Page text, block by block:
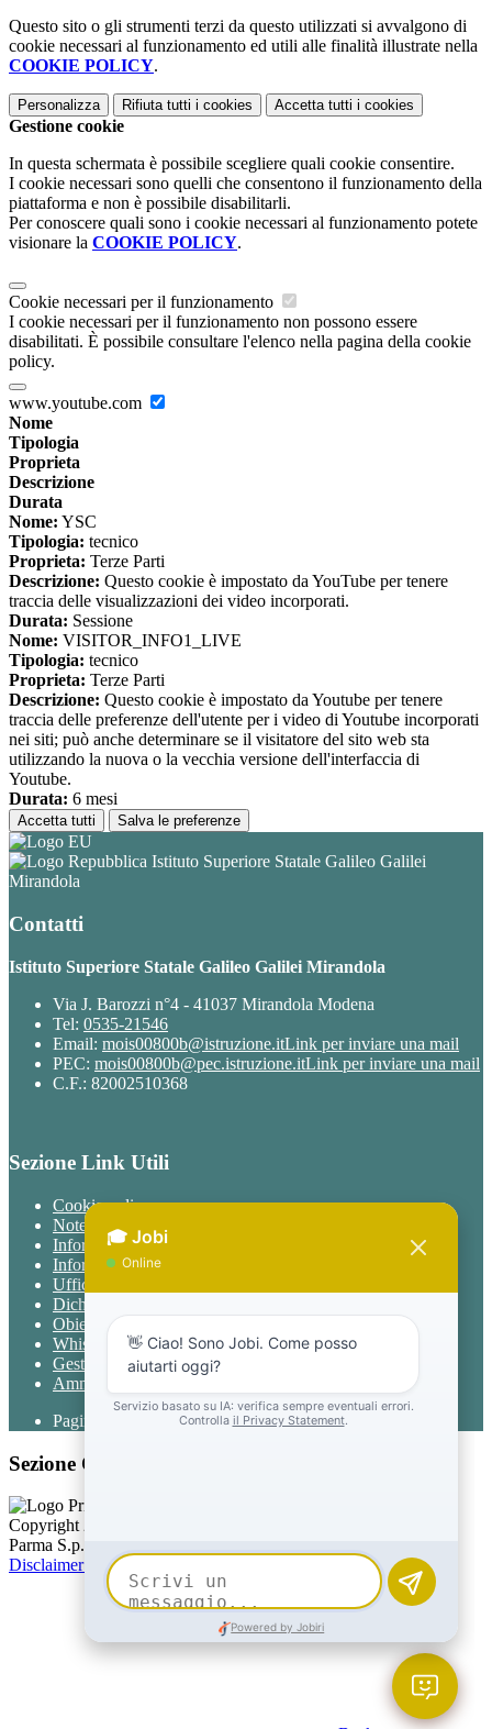
Questo sito o gli strumenti terzi da questo utilizzati si avvalgono di
cookie necessari al funzionamento ed utili alle finalità illustrate nella
COOKIE POLICY.
Personalizza Rifiuta tutti i cookies Accetta tutti i cookies
Gestione cookie
In questa schermata è possibile scegliere quali cookie consentire.
I cookie necessari sono quelli che consentono il funzionamento della
piattaforma e non è possibile disabilitarli.
Per conoscere quali sono i cookie necessari al funzionamento potete
visionare la COOKIE POLICY.
Cookie necessari per il funzionamento
I cookie necessari per il funzionamento non possono essere
disabilitati. È possibile consultare l'elenco nella pagina della cookie
policy.
www.youtube.com
Nome
Tipologia
Proprieta
Descrizione
Durata
Nome: YSC
Tipologia: tecnico
Proprieta: Terze Parti
Descrizione: Questo cookie è impostato da YouTube per tenere
traccia delle visualizzazioni dei video incorporati.
Durata: Sessione
Nome: VISITOR_INFO1_LIVE
Tipologia: tecnico
Proprieta: Terze Parti
Descrizione: Questo cookie è impostato da Youtube per tenere
traccia delle preferenze dell'utente per i video di Youtube incorporati
nei siti; può anche determinare se il visitatore del sito web sta
utilizzando la nuova o la vecchia versione dell'interfaccia di
Youtube.
Durata: 6 mesi
Accetta tutti Salva le preferenze
Istituto Superiore Statale Galileo Galilei
Mirandola
Contatti
Istituto Superiore Statale Galileo Galilei Mirandola
Via J. Barozzi n°4 - 41037 Mirandola Modena
Tel: 0535-21546
Email: mois00800b@istruzione.itLink per inviare una mail
PEC: mois00800b@pec.istruzione.itLink per inviare una mail
C.F.: 82002510368
Sezione Link Utili
Cookie policy
Note legali
Informativa Privacy
Informativa Privacy chatbot Jobi
Ufficio Relazioni con il Pubblico
Dichiarazione di accessibilità
Obiettivi di accessibilità
Whistleblowing
Gestione consensi cookie
Amministrazione trasparente
Pagina visualizzata1851volte
Sezione Copyright
Copyright 2026 | Engineered and powered by Gruppo Spaggiari
Parma S.p.A. | Divisione Publishing & New Social Media
Disclaimer trattamento dati personali